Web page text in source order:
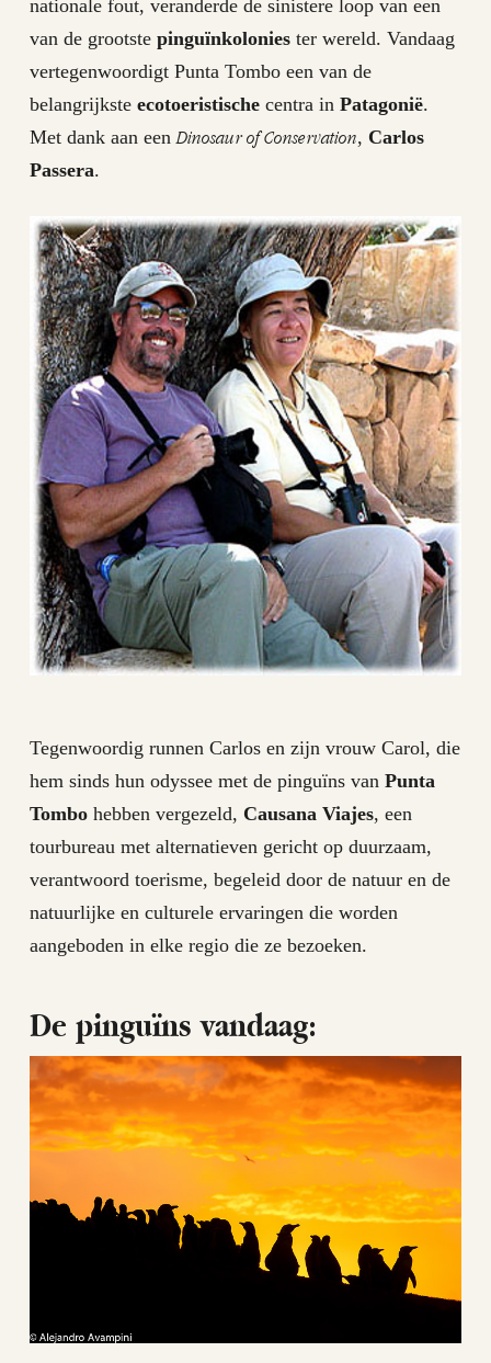
nationale fout, veranderde de sinistere loop van een
van de grootste pinguïnkoloniester wereld. Vandaag
vertegenwoordigt Punta Tombo een van de
belangrijkste ecotoeristischecentra in Patagonië.
Met dank aan een Dinosaur of Conservation, Carlos
Passera.
Tegenwoordig runnen Carlos en zijn vrouw Carol, die
hem sinds hun odyssee met de pinguïns van Punta
Tombohebben vergezeld, Causana Viajes, een
tourbureau met alternatieven gericht op duurzaam,
verantwoord toerisme, begeleid door de natuur en de
natuurlijke en culturele ervaringen die worden
aangeboden in elke regio die ze bezoeken.
De pinguïns vandaag: